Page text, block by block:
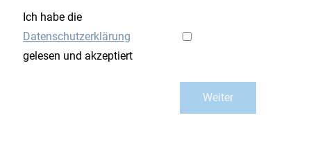
Ich habe die
Datenschutzerklärung
gelesen und akzeptiert